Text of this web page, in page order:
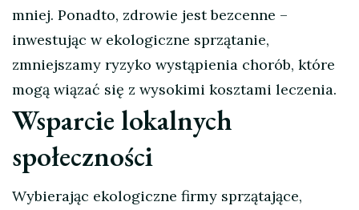
mniej. Ponadto, zdrowie jest bezcenne –
inwestując w ekologiczne sprzątanie,
zmniejszamy ryzyko wystąpienia chorób, które
mogą wiązać się z wysokimi kosztami leczenia.
Wsparcie lokalnych
społeczności
Wybierając ekologiczne firmy sprzątające,